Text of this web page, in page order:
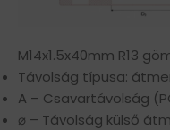
M14x1.5x40mm R13
Távolság típusa:
A – Csavartávolság
⌀ – Távolság külső